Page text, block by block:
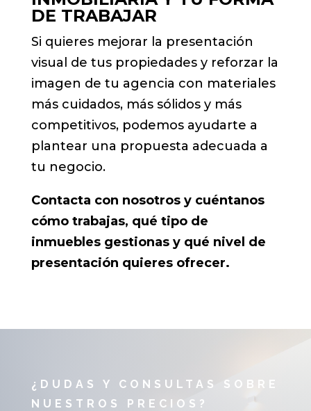
DE TRABAJAR
Si quieres mejorar la presentación
visual de tus propiedades y reforzar la
imagen de tu agencia con materiales
más cuidados, más sólidos y más
competitivos, podemos ayudarte a
plantear una propuesta adecuada a
tu negocio.
Contacta con nosotros y cuéntanos
cómo trabajas, qué tipo de
inmuebles gestionas y qué nivel de
presentación quieres ofrecer.
¿DUDAS Y CONSULTAS SOBRE
NUESTROS PRECIOS?